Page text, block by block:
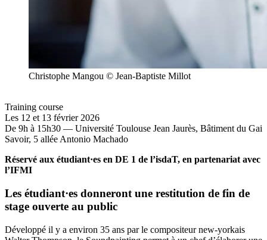
Christophe Mangou © Jean-Baptiste Millot
Training course
Les 12 et 13 février 2026
De 9h à 15h30 — Université Toulouse Jean Jaurès, Bâtiment du Gai
Savoir, 5 allée Antonio Machado
Réservé aux étudiant·es en DE 1 de l’isdaT, en partenariat avec
l’IFMI
Les étudiant·es donneront une restitution de fin de
stage ouverte au public
Développé il y a environ 35 ans par le compositeur new-yorkais